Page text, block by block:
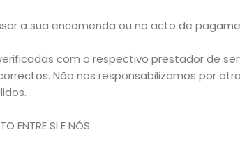
a sua encomenda ou no acto de
com o respectivo prestador de
Não nos responsabilizamos por
ENTRE SI E NÓS